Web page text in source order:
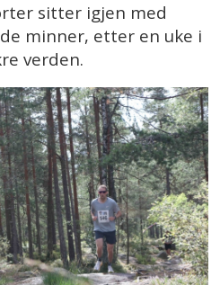
sitter igjen med
minner, etter en uke i
verden.